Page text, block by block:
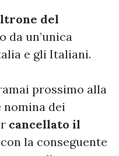
del
da un’unica
e gli Italiani.
prossimo alla
nomina dei
cancellato il
con la conseguente